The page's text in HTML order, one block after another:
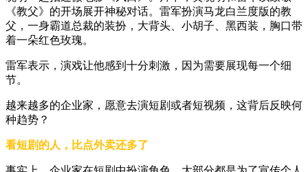
《教父》的开场展开神秘对话。雷军扮演马龙白兰度版的教
父，一身霸道总裁的装扮，大背头、小胡子、黑西装，胸口带
着一朵红色玫瑰。
雷军表示，演戏让他感到十分刺激，因为需要展现每一个细
节。
越来越多的企业家，愿意去演短剧或者短视频，这背后反映何
种趋势？
看短剧的人，比点外卖还多了